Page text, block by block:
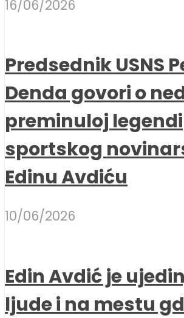
16/06/2026
Predsednik USNS
Denda govori o
preminuloj legendi
sportskog
Edinu Avdiću
10/06/2026
Edin Avdić je
ljude i na mestu